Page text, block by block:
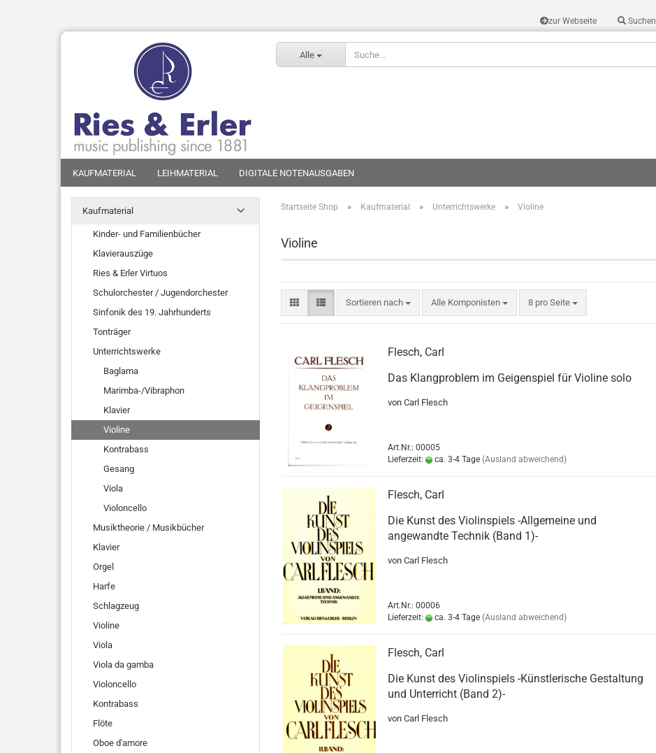
zur Webseite Suchen
Alle
KAUFMATERIAL LEIHMATERIAL DIGITALE NOTENAUSGABEN
Startseite Shop » Kaufmaterial » Unterrichtswerke » Violine
Violine
Sortieren nach Alle Komponisten 8 pro Seite
Flesch, Carl
Das Klangproblem im Geigenspiel für Violine solo
von Carl Flesch
Art.Nr.: 00005
Lieferzeit:
ca. 3-4 Tage (Ausland abweichend)
Flesch, Carl
Die Kunst des Violinspiels -Allgemeine und
angewandte Technik (Band 1)-
von Carl Flesch
Art.Nr.: 00006
Lieferzeit:
ca. 3-4 Tage (Ausland abweichend)
Flesch, Carl
Die Kunst des Violinspiels -Künstlerische Gestaltung
und Unterricht (Band 2)-
von Carl Flesch
Kaufmaterial
Kinder- und Familienbücher
Klavierauszüge
Ries & Erler Virtuos
Schulorchester / Jugendorchester
Sinfonik des 19. Jahrhunderts
Tonträger
Unterrichtswerke
Baglama
Marimba-/Vibraphon
Klavier
Violine
Kontrabass
Gesang
Viola
Violoncello
Musiktheorie / Musikbücher
Klavier
Orgel
Harfe
Schlagzeug
Violine
Viola
Viola da gamba
Violoncello
Kontrabass
Flöte
Oboe d'amore